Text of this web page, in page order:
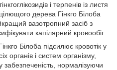
і терпенів із листя
дерева Гінкго Білоба
вазотропний засіб з
капілярний кровообіг.
Білоба підсилює кровотік у
органів і систем організму,
нормалізуючи